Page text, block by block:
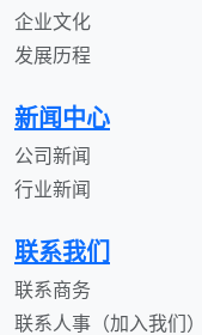
企业文化
发展历程
新闻中心
公司新闻
行业新闻
联系我们
联系商务
联系人事（加入我们）